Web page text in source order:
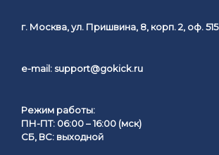
г. Москва, ул. Пришвина, 8, корп. 2, оф. 515
e-mail: support@gokick.ru
Режим работы:
ПН-ПТ: 06:00 – 16:00 (мск)
СБ, ВС: выходной